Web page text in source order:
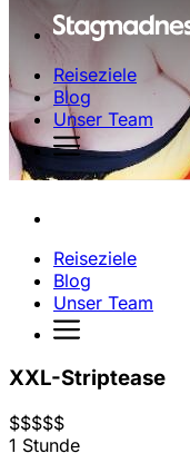
Reiseziele
Blog
Unser Team
Reiseziele
Blog
Unser Team
XXL-Striptease
$$$$$
1 Stunde